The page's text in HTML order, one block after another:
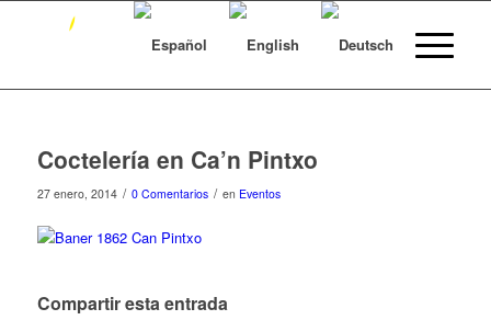
Coctelería en Ca’n Pintxo
27 enero, 2014 / 0 Comentarios / en Eventos
Compartir esta entrada